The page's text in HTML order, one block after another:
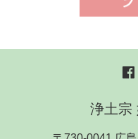
浄土宗